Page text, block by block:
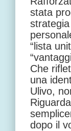
stata
“lista
Che
una
Ulivo,
dopo il